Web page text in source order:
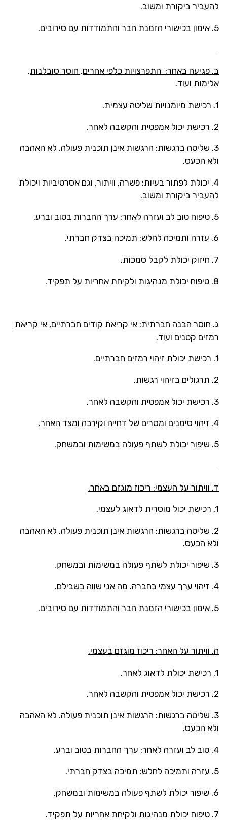
להעביר ביקורת ומשוב.
5. אימון בכישורי הזמנת חבר והתמודדות עם סירובים.
ב. פגיעה באחר: התפרצויות כלפי אחרים, חוסר סובלנות,
אלימות ועוד.
1. רכישת מיומנויות שליטה עצמית.
2. רכישת יכול אמפטית והקשבה לאחר.
3. שליטה ברגשות: הרגשות אינן תוכנית פעולה. לא האהבה
ולא הכעס.
4. יכולת לפתור בעיות: פשרה, וויתור, וגם אסרטיביות ויכולת
להעביר ביקורת ומשוב.
5. טיפוח טוב לב ועזרה לאחר: ערך החברות בטוב וברע.
6. עזרה ותמיכה לחלש: תמיכה בצדק חברתי.
7. חיזוק יכולת לקבל סמכות.
8. טיפוח יכולת מנהיגות ולקיחת אחריות על תפקיד.
ג. חוסר הבנה חברתית: אי קריאת קודים חברתיים, אי קריאת
רמזים קטנים ועוד.
1. רכישת יכולת זיהוי רמזים חברתיים.
2. תרגולים בזיהוי רגשות.
3. רכישת יכול אמפטית והקשבה לאחר.
4. זיהוי סימנים ומסרים של דחייה וקירבה ומצד האחר.
5. שיפור יכולת לשתף פעולה במשימות ובמשחק.
ד. וויתור על העצמי: ריכוז מוגזם באחר.
1. רכישת יכול מוסרית לדאוג לעצמי.
2. שליטה ברגשות: הרגשות אינן תוכנית פעולה. לא האהבה
ולא הכעס.
3. שיפור יכולת לשתף פעולה במשימות ובמשחק.
4. זיהוי ערך עצמי בחברה. מה אני שווה בשבילם.
5. אימון בכישורי הזמנת חבר והתמודדות עם סירובים.
ה. וויתור על האחר: ריכוז מוגזם בעצמי.
1. רכישת יכולת לדאוג לאחר.
2. רכישת יכול אמפטית והקשבה לאחר.
3. שליטה ברגשות: הרגשות אינן תוכנית פעולה. לא האהבה
ולא הכעס.
4. טוב לב ועזרה לאחר: ערך החברות בטוב וברע.
5. עזרה ותמיכה לחלש: תמיכה בצדק חברתי.
6. שיפור יכולת לשתף פעולה במשימות ובמשחק.
7. טיפוח יכולת מנהיגות ולקיחת אחריות על תפקיד.